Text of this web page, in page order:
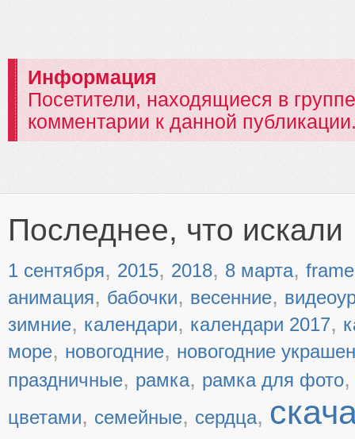
Информация
Посетители, находящиеся в
комментарии к данной
Последнее, что искали
1 сентября, 2015, 2018, 8 марта, frame
анимация, бабочки, весенние,
зимние, календари, календари 2017,
море, новогодние, новогодние
праздничные, рамка, рамка для фото
цветами, семейные, сердца,